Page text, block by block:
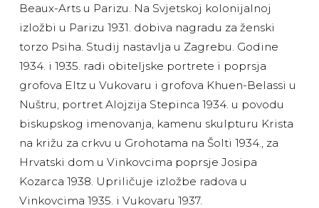
Beaux-Arts u Parizu. Na Svjetskoj kolonijalnoj
izložbi u Parizu 1931. dobiva nagradu za ženski
torzo Psiha. Studij nastavlja u Zagrebu. Godine
1934. i 1935. radi obiteljske portrete i poprsja
grofova Eltz u Vukovaru i grofova Khuen-Belassi u
Nuštru, portret Alojzija Stepinca 1934. u povodu
biskupskog imenovanja, kamenu skulpturu Krista
na križu za crkvu u Grohotama na Šolti 1934., za
Hrvatski dom u Vinkovcima poprsje Josipa
Kozarca 1938. Upriličuje izložbe radova u
Vinkovcima 1935. i Vukovaru 1937.